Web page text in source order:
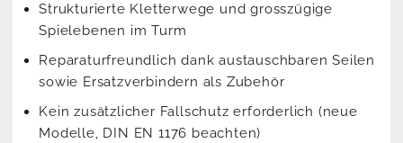
Strukturierte Kletterwege und grosszügige
Spielebenen im Turm
Reparaturfreundlich dank austauschbaren Seilen
sowie Ersatzverbindern als Zubehör
Kein zusätzlicher Fallschutz erforderlich (neue
Modelle, DIN EN 1176 beachten)